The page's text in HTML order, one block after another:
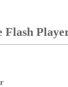
Flash